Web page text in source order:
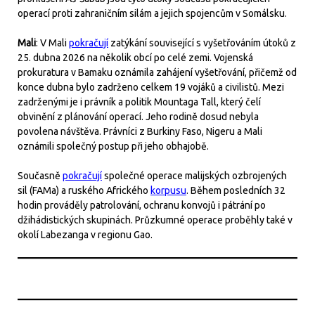
operací proti zahraničním silám a jejich spojencům v Somálsku.
Mali: V Malipokračují zatýkání související s vyšetřováním útoků z
25. dubna 2026 na několik obcí po celé zemi. Vojenská
prokuratura v Bamaku oznámila zahájení vyšetřování, přičemž od
konce dubna bylo zadrženo celkem 19 vojáků a civilistů. Mezi
zadrženými je i právník a politik Mountaga Tall, který čelí
obvinění z plánování operací. Jeho rodině dosud nebyla
povolena návštěva. Právníci z Burkiny Faso, Nigeru a Mali
oznámili společný postup při jeho obhajobě.
Současně pokračujíspolečné operace malijských ozbrojených
sil (FAMa) a ruského Afrického korpusu. Během posledních 32
hodin prováděly patrolování, ochranu konvojů i pátrání po
džihádistických skupinách. Průzkumné operace proběhly také v
okolí Labezanga v regionu Gao.